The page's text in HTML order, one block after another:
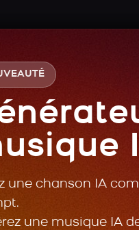
une chanson IA
une musique IA